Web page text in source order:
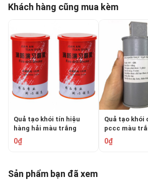
Khách hàng cũng mua kèm
Quả tạo khói tín hiệu
hàng hải màu trắng
JIAN
0₫
Quả tạo khói
pccc màu
0₫
Sản phẩm bạn đã xem